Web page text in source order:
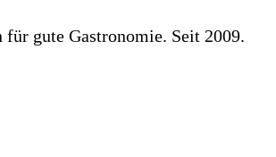
für gute Gastronomie. Seit 2009.